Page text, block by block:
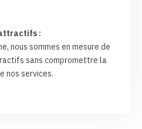
:
nous sommes en mesure de
sans compromettre la
nos services.